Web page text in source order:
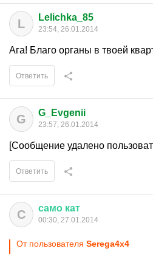
L Lelichka_85
23:54, 26.01.2014
Ага! Благо органы в твоей
Ответить
G G_Evgenii
23:57, 26.01.2014
[Сообщение удалено
Ответить
С само кат
00:30, 27.01.2014
От пользователя Serega4x4